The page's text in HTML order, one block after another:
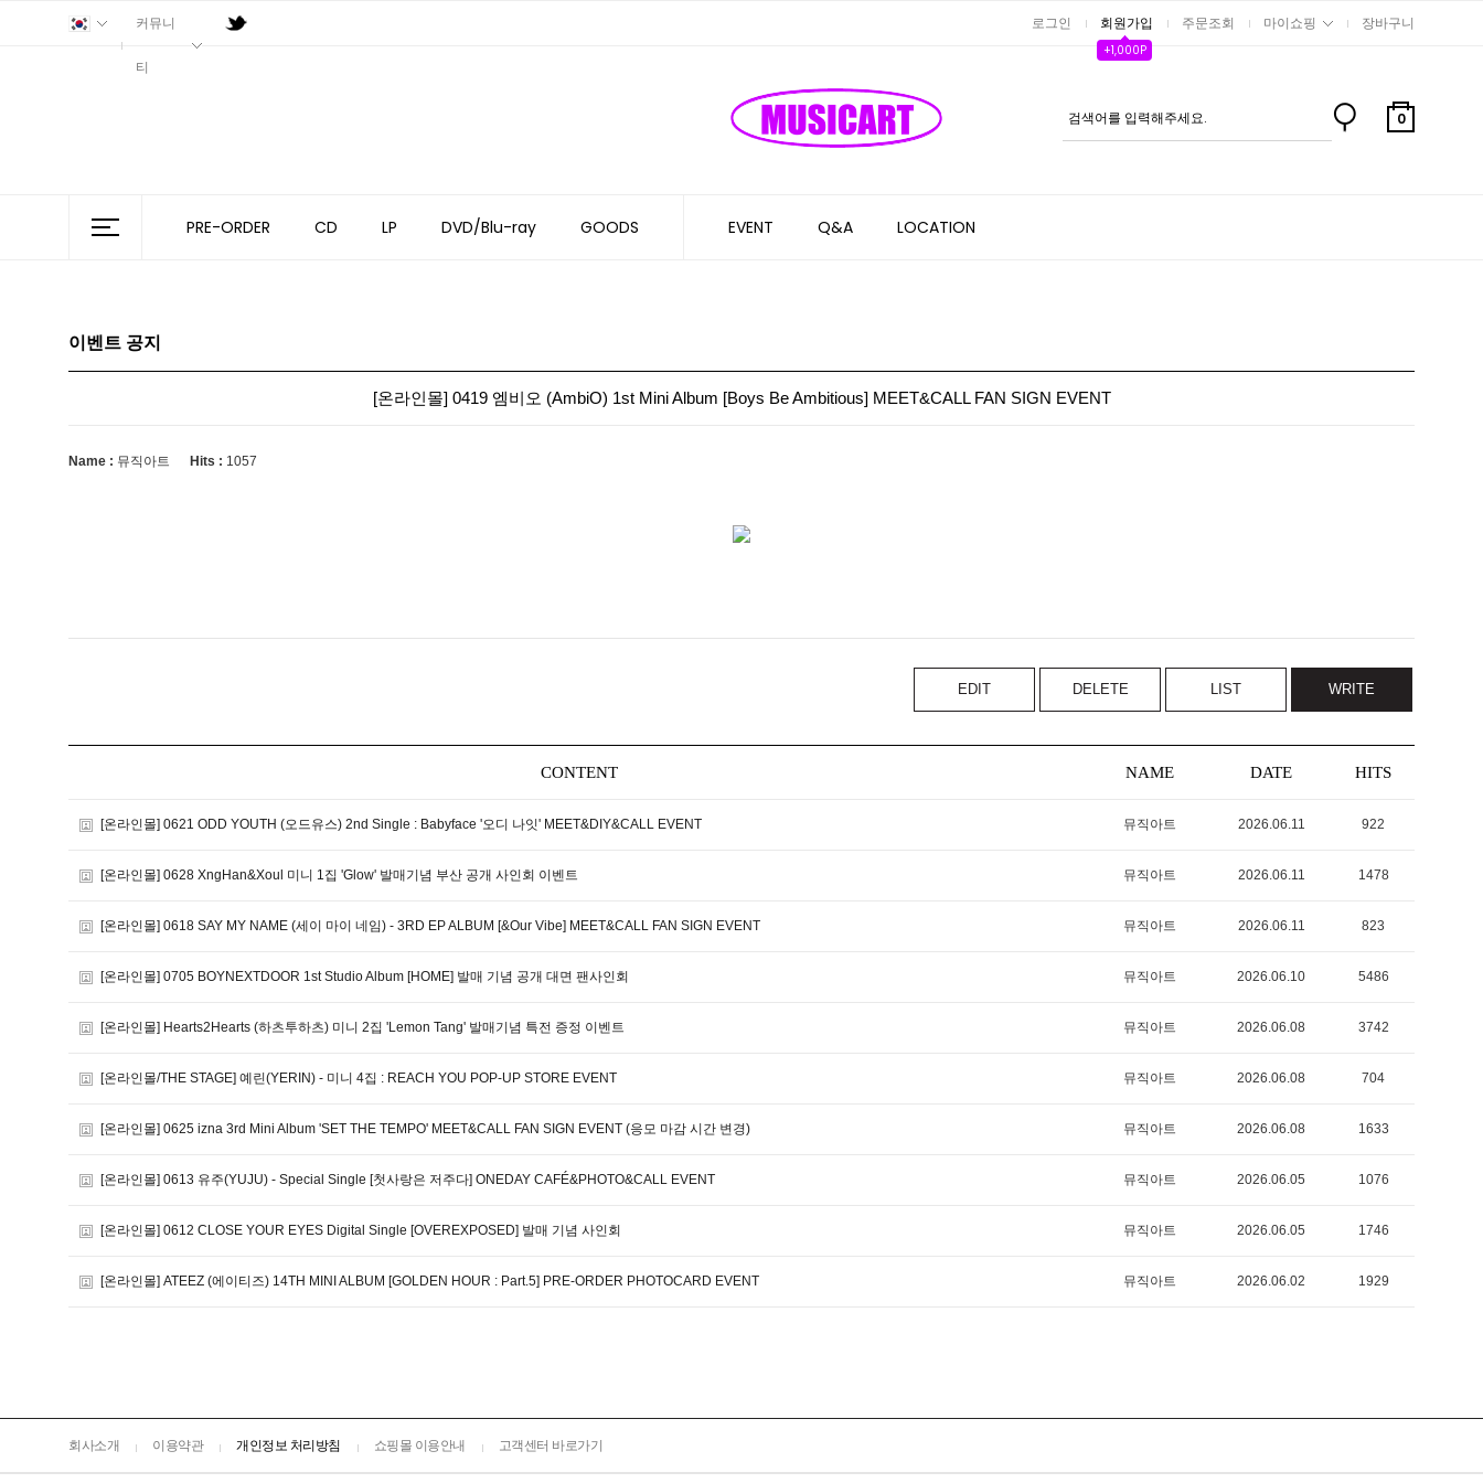
커뮤니
티
로그인 회원가입
+1,000P
주문조회 마이쇼핑 장바구니
0
PRE-ORDER CD LP DVD/Blu-ray GOODS EVENT Q&A LOCATION
이벤트 공지
[온라인몰] 0419 엠비오 (AmbiO) 1st Mini Album [Boys Be Ambitious] MEET&CALL FAN SIGN EVENT
Name : 뮤직아트 Hits : 1057
EDIT DELETE LIST WRITE
CONTENT NAME DATE HITS
[온라인몰] 0621 ODD YOUTH (오드유스) 2nd Single : Babyface '오디 나잇' MEET&DIY&CALL EVENT 뮤직아트 2026.06.11 922
[온라인몰] 0628 XngHan&Xoul 미니 1집 'Glow' 발매기념 부산 공개 사인회 이벤트 뮤직아트 2026.06.11 1478
[온라인몰] 0618 SAY MY NAME (세이 마이 네임) - 3RD EP ALBUM [&Our Vibe] MEET&CALL FAN SIGN EVENT 뮤직아트 2026.06.11 823
[온라인몰] 0705 BOYNEXTDOOR 1st Studio Album [HOME] 발매 기념 공개 대면 팬사인회 뮤직아트 2026.06.10 5486
[온라인몰] Hearts2Hearts (하츠투하츠) 미니 2집 'Lemon Tang' 발매기념 특전 증정 이벤트 뮤직아트 2026.06.08 3742
[온라인몰/THE STAGE] 예린(YERIN) - 미니 4집 : REACH YOU POP-UP STORE EVENT 뮤직아트 2026.06.08 704
[온라인몰] 0625 izna 3rd Mini Album 'SET THE TEMPO' MEET&CALL FAN SIGN EVENT (응모 마감 시간 변경) 뮤직아트 2026.06.08 1633
[온라인몰] 0613 유주(YUJU) - Special Single [첫사랑은 저주다] ONEDAY CAFÉ&PHOTO&CALL EVENT 뮤직아트 2026.06.05 1076
[온라인몰] 0612 CLOSE YOUR EYES Digital Single [OVEREXPOSED] 발매 기념 사인회 뮤직아트 2026.06.05 1746
[온라인몰] ATEEZ (에이티즈) 14TH MINI ALBUM [GOLDEN HOUR : Part.5] PRE-ORDER PHOTOCARD EVENT 뮤직아트 2026.06.02 1929
회사소개 이용약관 개인정보 처리방침 쇼핑몰 이용안내 고객센터 바로가기